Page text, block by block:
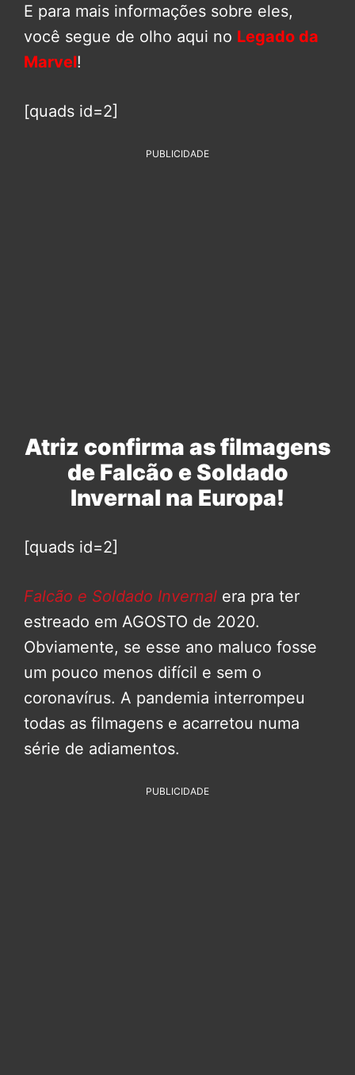
E para mais informações sobre eles,
você segue de olho aqui no Legado da
Marvel!
[quads id=2]
PUBLICIDADE
Atriz confirma as filmagens
de Falcão e Soldado
Invernal na Europa!
[quads id=2]
Falcão e Soldado Invernal era pra ter
estreado em AGOSTO de 2020.
Obviamente, se esse ano maluco fosse
um pouco menos difícil e sem o
coronavírus. A pandemia interrompeu
todas as filmagens e acarretou numa
série de adiamentos.
PUBLICIDADE